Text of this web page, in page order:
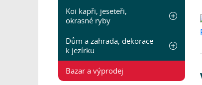
Koi kapři, jeseteři,
okrasné ryby
Dům a zahrada, dekorace
k jezírku
Bazar a výprodej